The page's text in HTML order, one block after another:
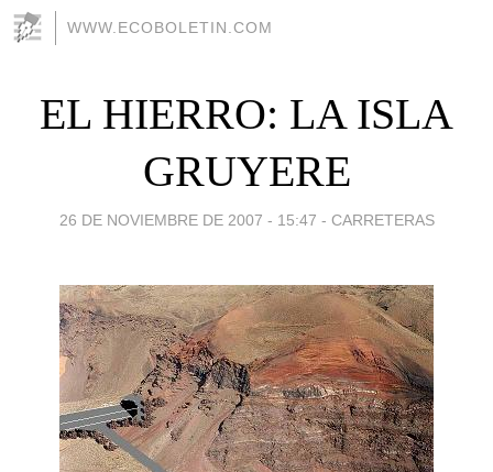
WWW.ECOBOLETIN.COM
EL HIERRO: LA ISLA
GRUYERE
26 DE NOVIEMBRE DE 2007 - 15:47 - CARRETERAS